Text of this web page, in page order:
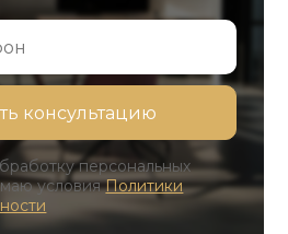
персональных
условияПолитики